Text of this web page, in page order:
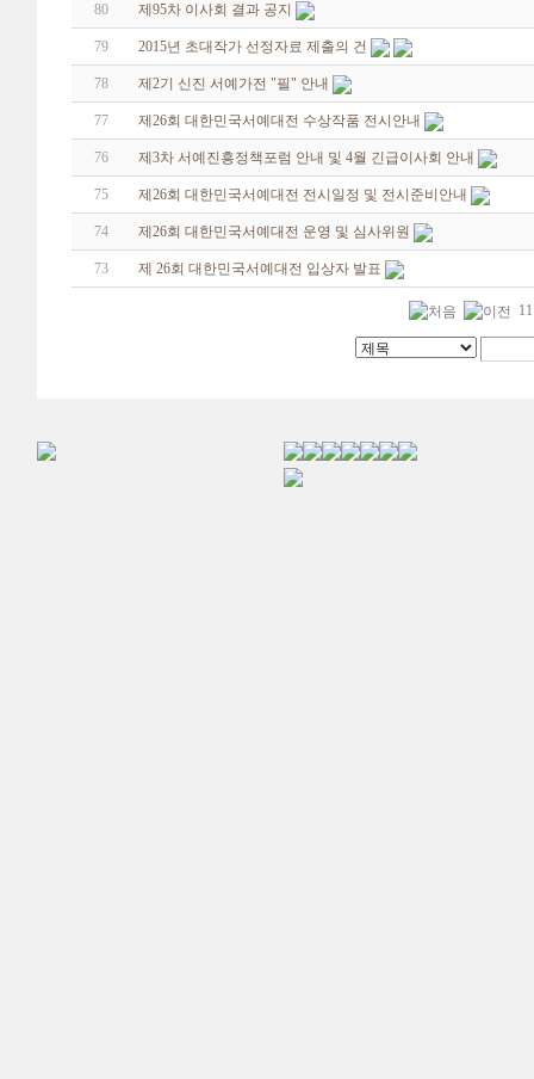
80 제95차 이사회 결과 공지
79 2015년 초대작가 선정자료 제출의 건
78 제2기 신진 서예가전 "필" 안내
77 제26회 대한민국서예대전 수상작품 전시안내
76 제3차 서예진흥정책포럼 안내 및 4월 긴급이사회 안내
75 제26회 대한민국서예대전 전시일정 및 전시준비안내
74 제26회 대한민국서예대전 운영 및 심사위원
73 제 26회 대한민국서예대전 입상자 발표
11